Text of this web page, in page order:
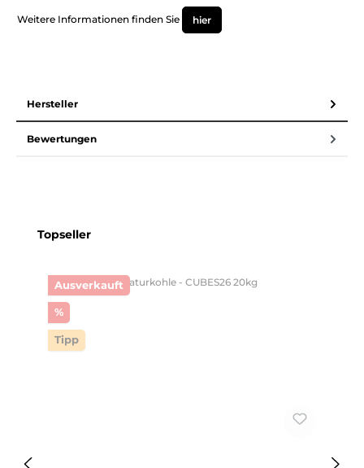
Weitere Informationen finden Sie hier
Hersteller
Bewertungen
Produktgalerie überspringen
Topseller
Ausverkauft
%Rabatt
Tipp